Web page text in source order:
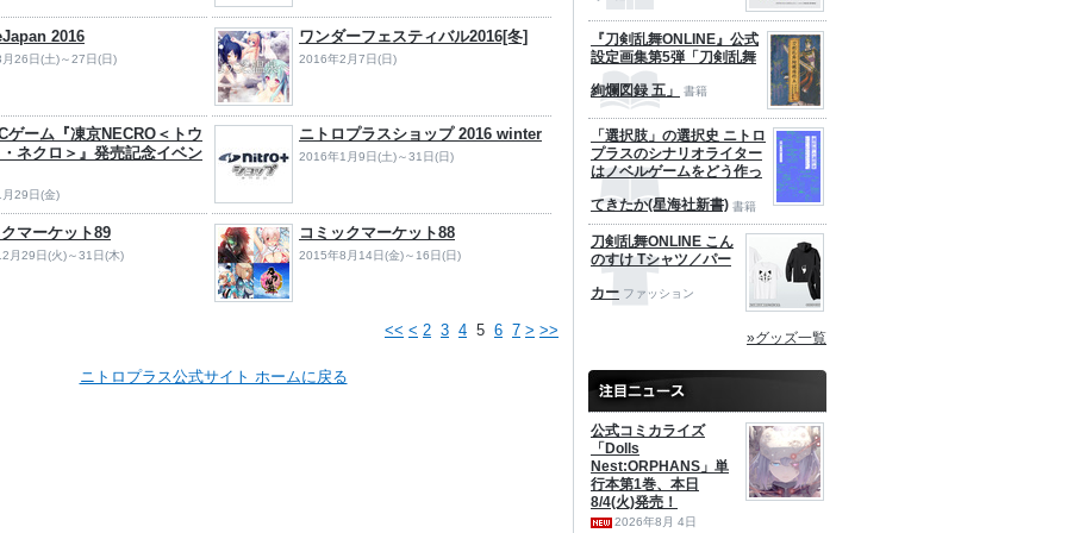
2016
26日(土)～27日(日)
ワンダーフェスティバル2016[冬]
2016年2月7日(日)
ゲーム『凍京NECRO＜トウ
ネクロ＞』発売記念イベン
29日(金)
ニトロプラスショップ 2016 winter
2016年1月9日(土)～31日(日)
マーケット89
月29日(火)～31日(木)
コミックマーケット88
2015年8月14日(金)～16日(日)
<< < 2 3 4 5 6 7 > >>
ニトロプラス公式サイト ホームに戻る
『刀剣乱舞ONLINE』公式
設定画集第5弾「刀剣乱舞
絢爛図録 五」 書籍
「選択肢」の選択史 ニトロ
プラスのシナリオライター
はノベルゲームをどう作っ
てきたか(星海社新書) 書籍
刀剣乱舞ONLINE こん
のすけ Tシャツ／パー
カー ファッション
»グッズ一覧
公式コミカライズ
「Dolls
Nest:ORPHANS」単
行本第1巻、本日
8/4(火)発売！
2026年8月 4日